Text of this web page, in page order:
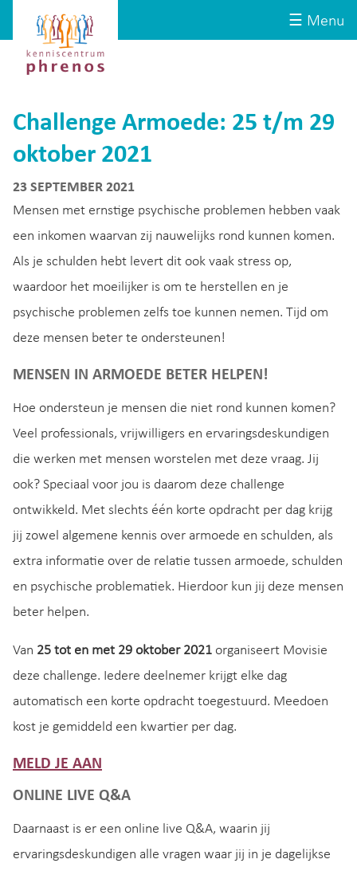
☰ Menu
Kenniscentrum
Phrenos
website
Challenge Armoede: 25 t/m 29
oktober 2021
23 SEPTEMBER 2021
Mensen met ernstige psychische problemen hebben vaak
een inkomen waarvan zij nauwelijks rond kunnen komen.
Als je schulden hebt levert dit ook vaak stress op,
waardoor het moeilijker is om te herstellen en je
psychische problemen zelfs toe kunnen nemen. Tijd om
deze mensen beter te ondersteunen!
MENSEN IN ARMOEDE BETER HELPEN!
Hoe ondersteun je mensen die niet rond kunnen komen?
Veel professionals, vrijwilligers en ervaringsdeskundigen
die werken met mensen worstelen met deze vraag. Jij
ook? Speciaal voor jou is daarom deze challenge
ontwikkeld. Met slechts één korte opdracht per dag krijg
jij zowel algemene kennis over armoede en schulden, als
extra informatie over de relatie tussen armoede, schulden
en psychische problematiek. Hierdoor kun jij deze mensen
beter helpen.
Van 25 tot en met 29 oktober 2021 organiseert Movisie
deze challenge. Iedere deelnemer krijgt elke dag
automatisch een korte opdracht toegestuurd. Meedoen
kost je gemiddeld een kwartier per dag.
MELD JE AAN
ONLINE LIVE Q&A
Daarnaast is er een online live Q&A, waarin jij
ervaringsdeskundigen alle vragen waar jij in je dagelijkse